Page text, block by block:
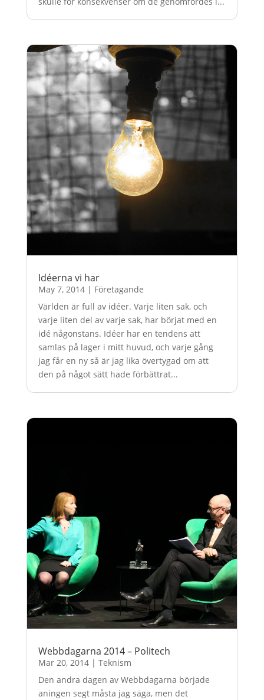
Idéerna vi har
May 7, 2014| Företagande
Världen är full av idéer. Varje liten sak, och
varje liten del av varje sak, har börjat med en
idé någonstans. Idéer har en tendens att
samlas på lager i mitt huvud, och varje gång
jag får en ny så är jag lika övertygad om att
den på något sätt hade förbättrat...
Webbdagarna 2014 – Politech
Mar 20, 2014| Teknism
Den andra dagen av Webbdagarna började
aningen segt måsta jag säga, men det